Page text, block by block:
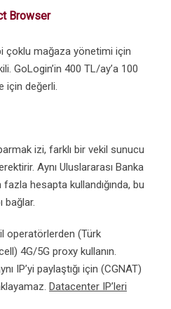
Browser
çoklu mağaza yönetimi için
GoLogin’in 400 TL/ay’a 100
için değerli.
izi, farklı bir vekil sunucu
Aynı Uluslararası Banka
hesapta kullandığında, bu
bağlar.
operatörlerden (Türk
4G/5G proxy kullanın.
IP’yi paylaştığı için (CGNAT)
Datacenter IP’leri